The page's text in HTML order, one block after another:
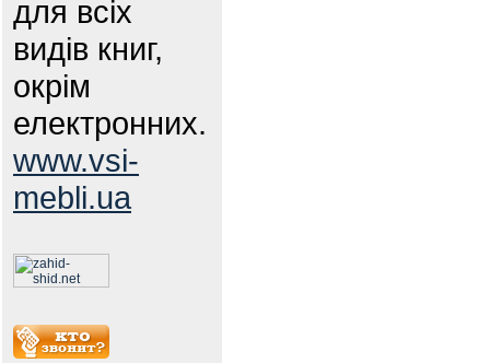
для всіх
видів книг,
окрім
електронних.
www.vsi-
mebli.ua